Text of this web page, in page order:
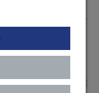
Seite drucken